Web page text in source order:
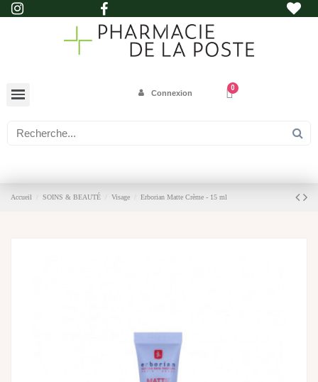
Connexion
Accueil SOINS & BEAUTÉ Visage Erborian Matte Crème - 15 ml